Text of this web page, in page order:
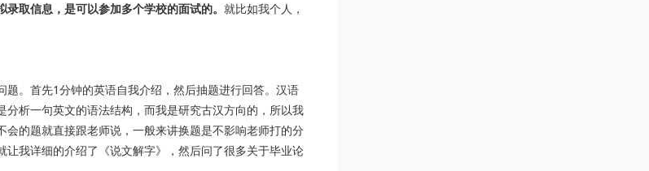
取信息，是可以参加多个学校的面试的。 就比如我个人，
。首先1分钟的英语自我介绍，然后抽题进行回答。汉语
析一句英文的语法结构，而我是研究古汉方向的，所以我
的题就直接跟老师说，一般来讲换题是不影响老师打的分
我详细的介绍了《说文解字》，然后问了很多关于毕业论